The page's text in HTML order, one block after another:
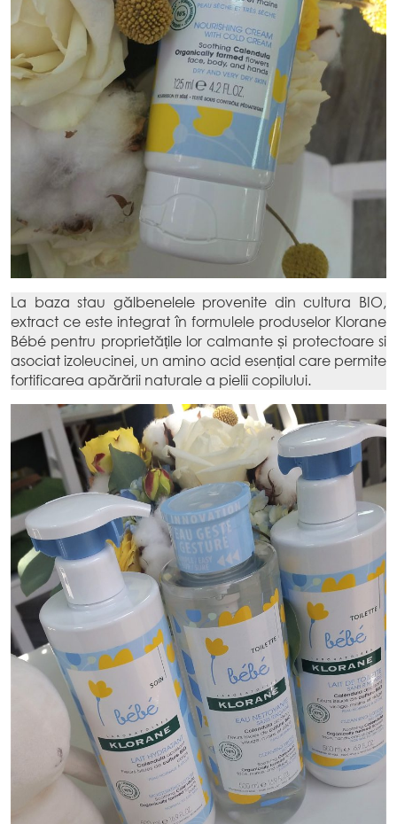
La baza stau gălbenelele provenite din cultura BIO,
extract ce este integrat în formulele produselor Klorane
Bébé pentru proprietățile lor calmante și protectoare si
asociat izoleucinei, un amino acid esențial care permite
fortificarea apărării naturale a pielii copilului.